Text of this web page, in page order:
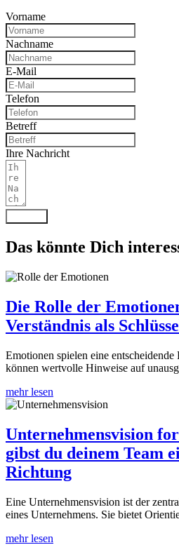
Vorname
Nachname
E-Mail
Telefon
Betreff
Ihre Nachricht
Das könnte Dich
Die Rolle der
Verständnis als
Emotionen spielen eine
können wertvolle Hinweise auf
mehr lesen
Unternehmensvision
gibst du deinem Team
Richtung
Eine Unternehmensvision ist der
eines Unternehmens. Sie bietet
mehr lesen